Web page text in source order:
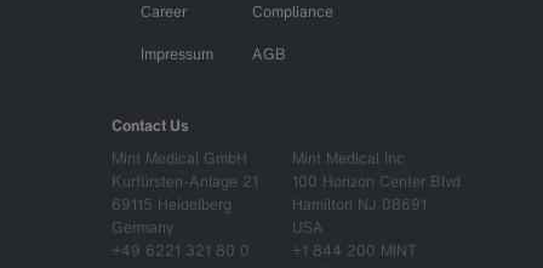
Career
Impressum
Compliance
AGB
Contact Us
Mint Medical GmbH
Kurfürsten-Anlage 21
69115 Heidelberg
Germany
+49 6221 321 80 0
Mint Medical Inc
100 Horizon Center Blvd
Hamilton NJ 08691
USA
+1 844 200 MINT